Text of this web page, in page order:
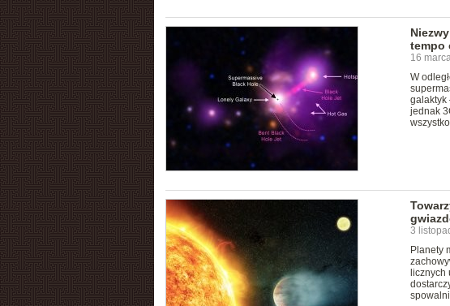
tempo
16
W
galaktyk
jednak
3
Planety
licznych